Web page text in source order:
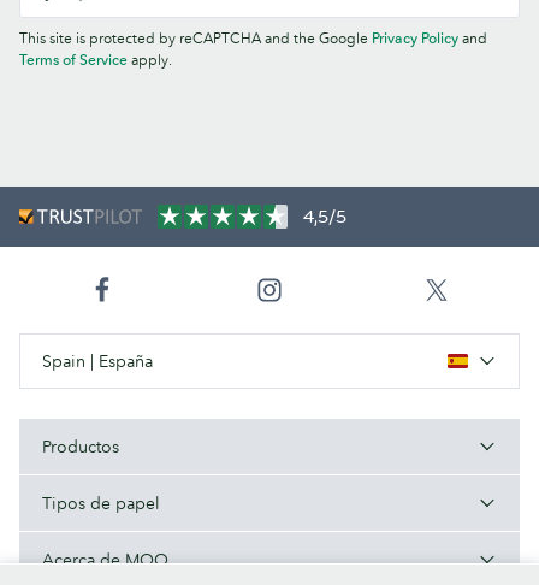
This site is protected by reCAPTCHA and the Google Privacy Policy and
Terms of Service apply.
4,5/5
Spain | España
Productos
Tipos de papel
Acerca de MOO